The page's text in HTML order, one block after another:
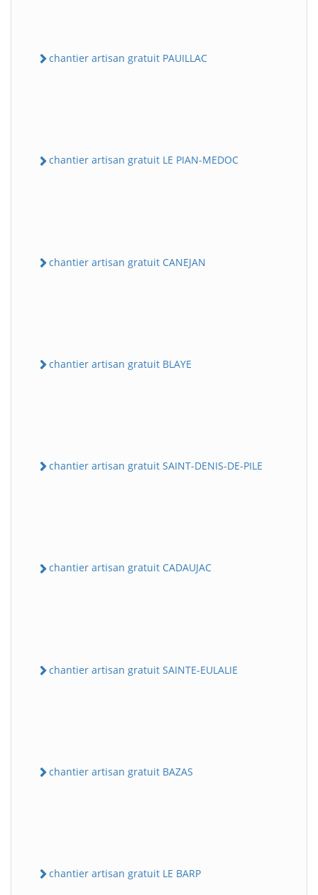
chantier artisan gratuit PAUILLAC
chantier artisan gratuit LE PIAN-MEDOC
chantier artisan gratuit CANEJAN
chantier artisan gratuit BLAYE
chantier artisan gratuit SAINT-DENIS-DE-PILE
chantier artisan gratuit CADAUJAC
chantier artisan gratuit SAINTE-EULALIE
chantier artisan gratuit BAZAS
chantier artisan gratuit LE BARP